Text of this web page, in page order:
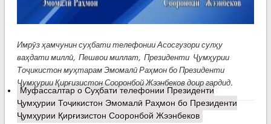
Имрӯз ҳамчунин суҳбати телефонии Асосгузори сулҳу
ваҳдати миллӣ, Пешвои миллат, Президенти Ҷумҳурии
Тоҷикистон муҳтарам Эмомалӣ Раҳмон бо Президенти
Ҷумҳурии Қирғизистон Сооронбой Жээнбеков доир гардид.
Муфассалтаро Суҳбати телефонии Президенти
Ҷумҳурии Тоҷикистон Эмомалӣ Раҳмон бо Президенти
Ҷумҳурии Қирғизистон Сооронбой Жээнбеков